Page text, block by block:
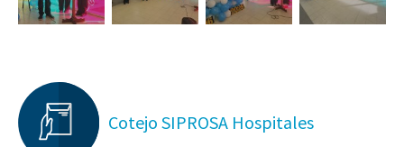
Cotejo SIPROSA Hospitales